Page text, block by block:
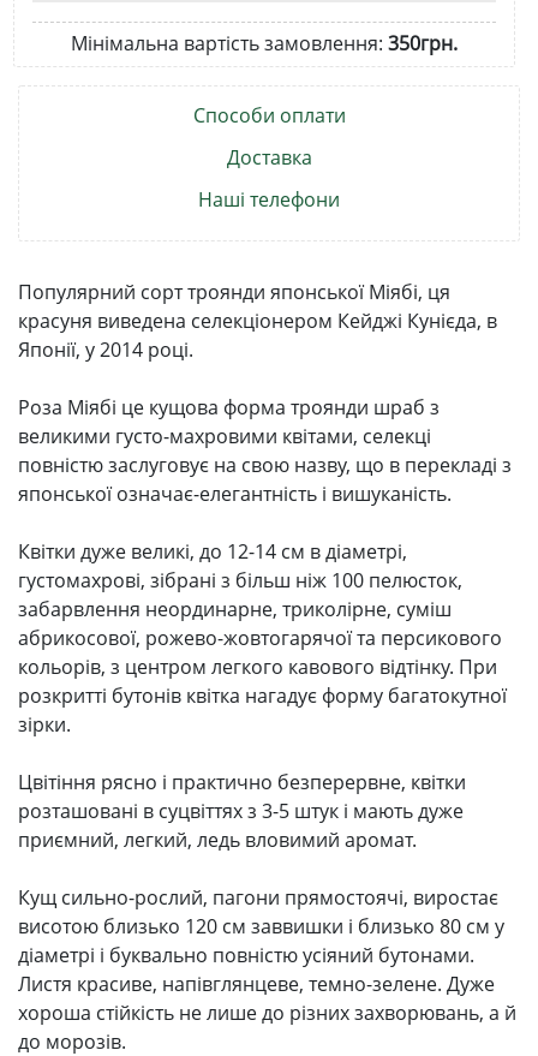
Мінімальна вартість замовлення: 350грн.
Способи оплати
Доставка
Наші телефони
Популярний сорт троянди японської Міябі, ця
красуня виведена селекціонером Кейджі Кунієда, в
Японії, у 2014 році.
Роза Міябі це кущова форма троянди шраб з
великими густо-махровими квітами, селекці
повністю заслуговує на свою назву, що в перекладі з
японської означає-елегантність і вишуканість.
Квітки дуже великі, до 12-14 см в діаметрі,
густомахрові, зібрані з більш ніж 100 пелюсток,
забарвлення неординарне, триколірне, суміш
абрикосової, рожево-жовтогарячої та персикового
кольорів, з центром легкого кавового відтінку. При
розкритті бутонів квітка нагадує форму багатокутної
зірки.
Цвітіння рясно і практично безперервне, квітки
розташовані в суцвіттях з 3-5 штук і мають дуже
приємний, легкий, ледь вловимий аромат.
Кущ сильно-рослий, пагони прямостоячі, виростає
висотою близько 120 см заввишки і близько 80 см у
діаметрі і буквально повністю усіяний бутонами.
Листя красиве, напівглянцеве, темно-зелене. Дуже
хороша стійкість не лише до різних захворювань, а й
до морозів.